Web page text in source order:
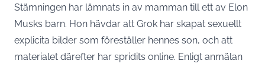
Stämningen har lämnats in av mamman till ett av Elon
Musks barn. Hon hävdar att Grok har skapat sexuellt
explicita bilder som föreställer hennes son, och att
materialet därefter har spridits online. Enligt anmälan